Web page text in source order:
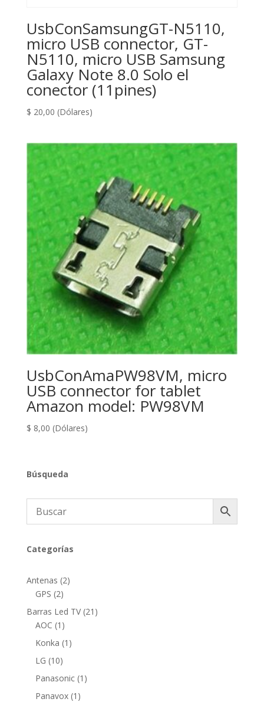
UsbConSamsungGT-N5110,
micro USB connector, GT-
N5110, micro USB Samsung
Galaxy Note 8.0 Solo el
conector (11pines)
$ 20,00 (Dólares)
UsbConAmaPW98VM, micro
USB connector for tablet
Amazon model: PW98VM
$ 8,00 (Dólares)
Búsqueda
Categorías
Antenas 22
GPS 22
productos
Barras Led TV 21 21
AOC 1 1
producto
Konka 1 1
LG 1010
productos
Panasonic 1 1
Panavox 1 1